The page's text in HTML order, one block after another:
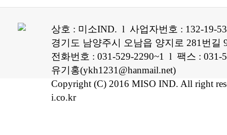
상호 : 미소IND. l 사업자번호 : 132-19-
경기도 남양주시 오남읍 양지로 281번길
전화번호 : 031-529-2290~1 l 팩스 :
유기홍(ykh1231@hanmail.net)
Copyright (C) 2016 MISO IND. All right
i.co.kr